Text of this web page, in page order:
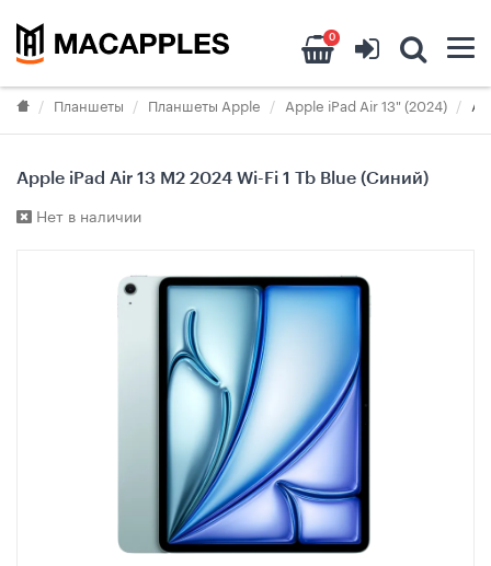
0
Планшеты Планшеты Apple Apple iPad Air 13" (2024)
Apple iPad Air 13 M2 2024 Wi-Fi 1 Tb Blue (Синий)
Нет в наличии